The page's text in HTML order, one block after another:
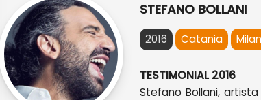
STEFANO BOLLANI
2016 Catania
TESTIMONIAL 2016
Stefano Bollani,